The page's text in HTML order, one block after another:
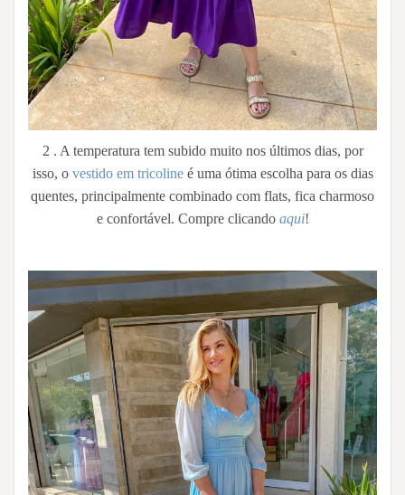
2 . A temperatura tem subido muito nos últimos dias, por
isso, o vestido em tricolineé uma ótima escolha para os dias
quentes, principalmente combinado com flats, fica charmoso
e confortável. Compre clicando aqui!